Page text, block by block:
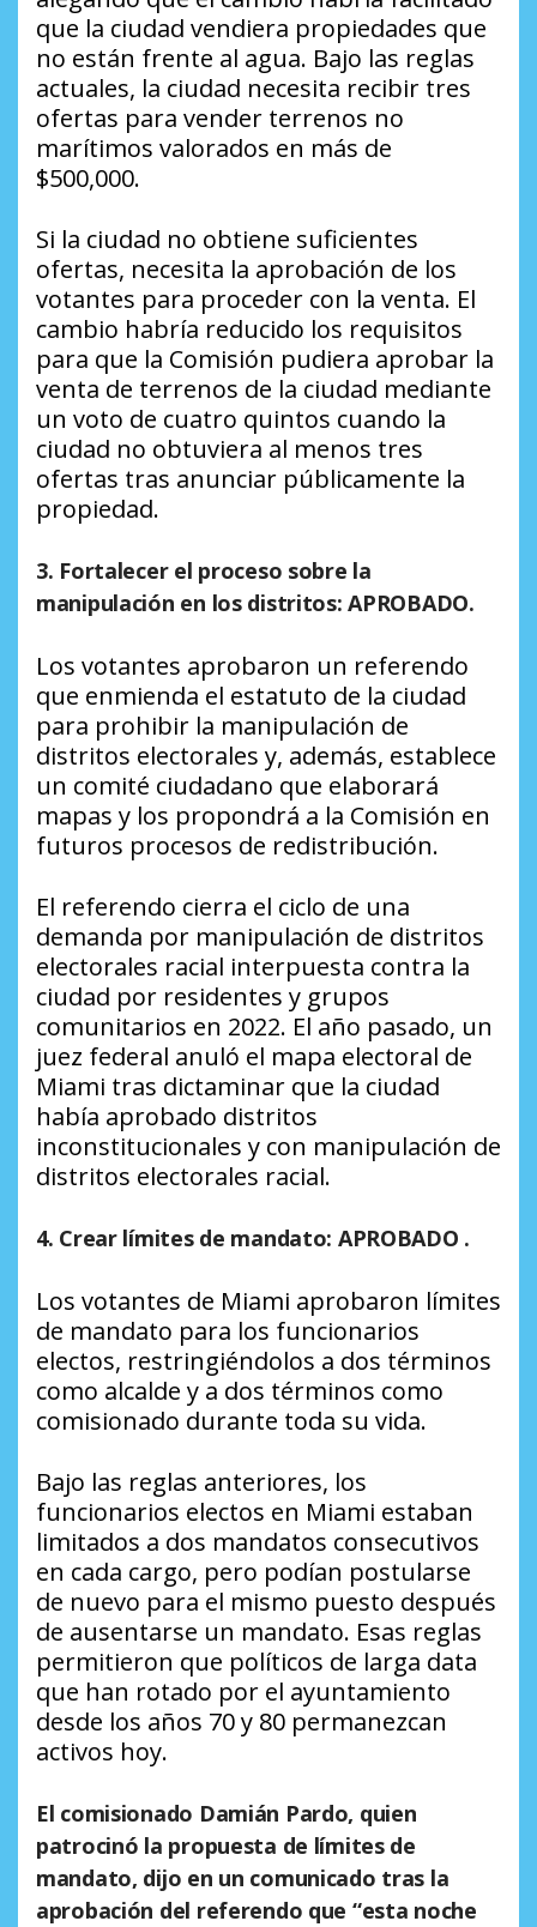
que la ciudad vendiera propiedades que
no están frente al agua. Bajo las reglas
actuales, la ciudad necesita recibir tres
ofertas para vender terrenos no
marítimos valorados en más de
$500,000.
Si la ciudad no obtiene suficientes
ofertas, necesita la aprobación de los
votantes para proceder con la venta. El
cambio habría reducido los requisitos
para que la Comisión pudiera aprobar la
venta de terrenos de la ciudad mediante
un voto de cuatro quintos cuando la
ciudad no obtuviera al menos tres
ofertas tras anunciar públicamente la
propiedad.
3. Fortalecer el proceso sobre la
manipulación en los distritos: APROBADO.
Los votantes aprobaron un referendo
que enmienda el estatuto de la ciudad
para prohibir la manipulación de
distritos electorales y, además, establece
un comité ciudadano que elaborará
mapas y los propondrá a la Comisión en
futuros procesos de redistribución.
El referendo cierra el ciclo de una
demanda por manipulación de distritos
electorales racial interpuesta contra la
ciudad por residentes y grupos
comunitarios en 2022. El año pasado, un
juez federal anuló el mapa electoral de
Miami tras dictaminar que la ciudad
había aprobado distritos
inconstitucionales y con manipulación de
distritos electorales racial.
4. Crear límites de mandato: APROBADO .
Los votantes de Miami aprobaron límites
de mandato para los funcionarios
electos, restringiéndolos a dos términos
como alcalde y a dos términos como
comisionado durante toda su vida.
Bajo las reglas anteriores, los
funcionarios electos en Miami estaban
limitados a dos mandatos consecutivos
en cada cargo, pero podían postularse
de nuevo para el mismo puesto después
de ausentarse un mandato. Esas reglas
permitieron que políticos de larga data
que han rotado por el ayuntamiento
desde los años 70 y 80 permanezcan
activos hoy.
El comisionado Damián Pardo, quien
patrocinó la propuesta de límites de
mandato, dijo en un comunicado tras la
aprobación del referendo que “esta noche